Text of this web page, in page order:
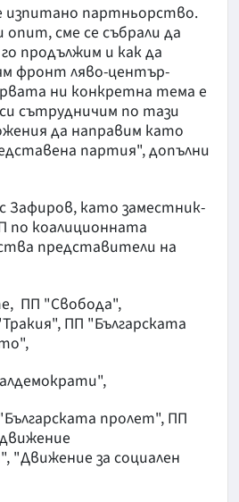
изпитано партньорство.
сме се събрали да
продължим и как да
фронт ляво-център-
ни конкретна тема е
сътрудничим по тази
да направим като
партия", допълни
Зафиров, като заместник-
по коалиционната
представители на
ПП "Свобода",
ПП "Българската
пролет", ПП
"Движение за социален